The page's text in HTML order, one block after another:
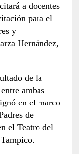
a docentes
para el
y
Hernández,
de la
ambas
en el marco
de
el Teatro del